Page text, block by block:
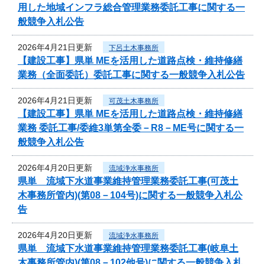
用した地域インフラ総合管理業務委託工事に関する一
般競争入札公告
2026年4月21日更新 下呂土木事務所
【建設工事】県単 MEを活用した道路点検・維持修繕
業務（全面委託）委託工事に関する一般競争入札公告
2026年4月21日更新 可茂土木事務所
【建設工事】県単 MEを活用した道路点検・維持修繕
業務 委託工事/委維3単第全委－R8－ME号に関する一
般競争入札公告
2026年4月20日更新 流域浄水事務所
県単 流域下水道事業維持管理業務委託工事(可茂土
木事務所管内)(第08－104号)に関する一般競争入札公
告
2026年4月20日更新 流域浄水事務所
県単 流域下水道事業維持管理業務委託工事(岐阜土